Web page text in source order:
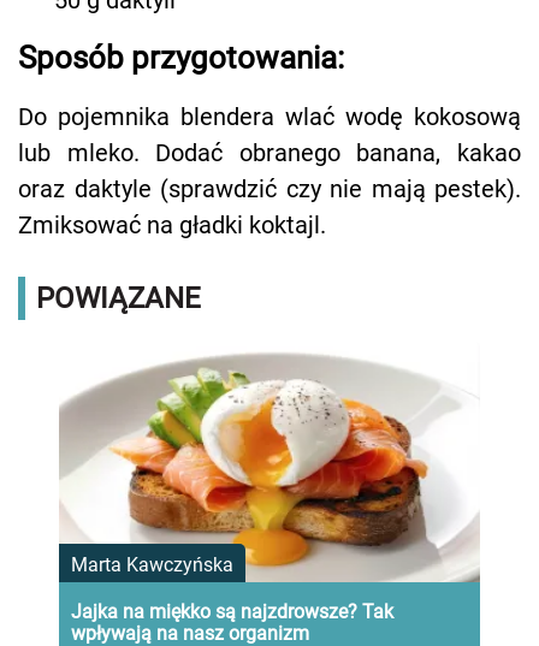
Sposób przygotowania:
Do pojemnika blendera wlać wodę kokosową
lub mleko. Dodać obranego banana, kakao
oraz daktyle (sprawdzić czy nie mają pestek).
Zmiksować na gładki koktajl.
POWIĄZANE
Marta Kawczyńska
Jajka na miękko są najzdrowsze? Tak
wpływają na nasz organizm